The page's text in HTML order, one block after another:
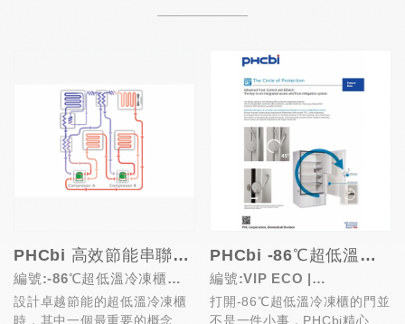
PHCbi 高效節能串聯冷卻系統
編號:-86℃超低溫冷凍櫃系
列
設計卓越節能的超低溫冷凍櫃
時，其中一個最重要的概念，
PHCbi -86℃超低溫抗霜防衛圈
編號:VIP ECO |
TwinGuard系列
打開-86℃超低溫冷凍櫃的門並
不是一件小事，PHCbi精心打